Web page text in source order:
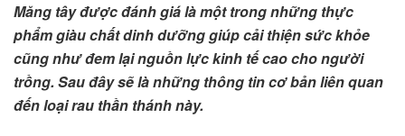
Măng tây được đánh giá là một trong những thực
phẩm giàu chất dinh dưỡng giúp cải thiện sức khỏe
cũng như đem lại nguồn lực kinh tế cao cho người
trồng. Sau đây sẽ là những thông tin cơ bản liên quan
đến loại rau thần thánh này.